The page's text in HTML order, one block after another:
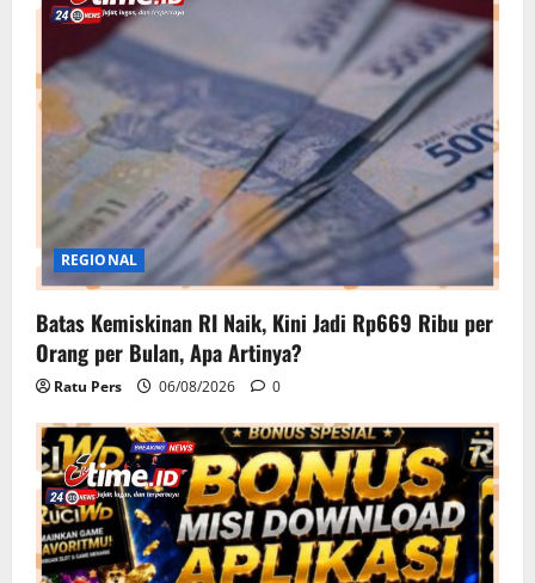
REGIONAL
Batas Kemiskinan RI Naik, Kini Jadi Rp669 Ribu per
Orang per Bulan, Apa Artinya?
Ratu Pers 06/08/2026 0